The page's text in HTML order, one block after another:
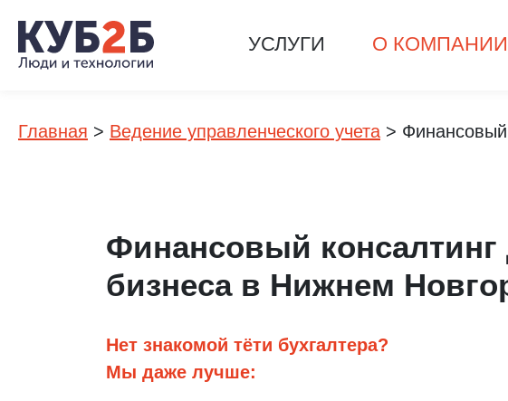
УСЛУГИ О КОМПАНИИ
Главная > Ведение управленческого учета > Финансовый
Финансовый консалтинг
бизнеса в Нижнем
Нет знакомой тёти бухгалтера?
Мы даже лучше: